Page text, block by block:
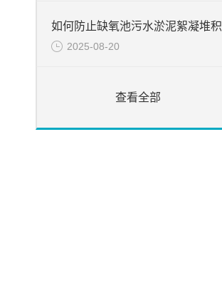
如何防止缺氧池污水淤泥絮凝堆积
2025-08-20
查看全部